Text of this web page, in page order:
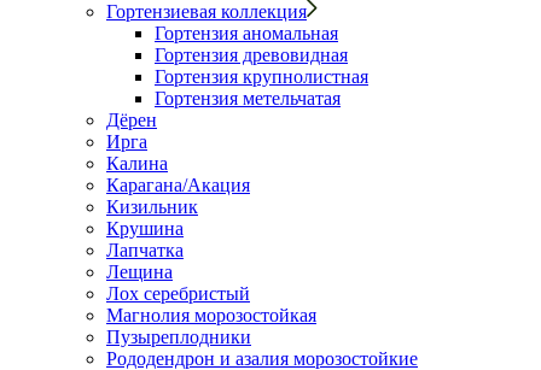
Гортензиевая коллекция
Гортензия аномальная
Гортензия древовидная
Гортензия крупнолистная
Гортензия метельчатая
Дёрен
Ирга
Калина
Карагана/Акация
Кизильник
Крушина
Лапчатка
Лещина
Лох серебристый
Магнолия морозостойкая
Пузыреплодники
Рододендрон и азалия морозостойкие